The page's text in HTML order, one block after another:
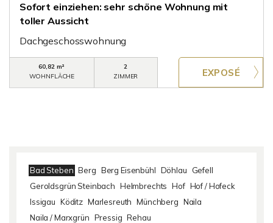
Sofort einziehen: sehr schöne Wohnung mit
toller Aussicht
Dachgeschosswohnung
60,82 m²
WOHNFLÄCHE
2
ZIMMER
Bad Steben Berg Berg Eisenbühl Döhlau
Gefell
Geroldsgrün Steinbach Helmbrechts Hof Hof / Hofeck
Issigau Köditz Marlesreuth Münchberg Naila
Naila / Marxgrün Pressig Rehau